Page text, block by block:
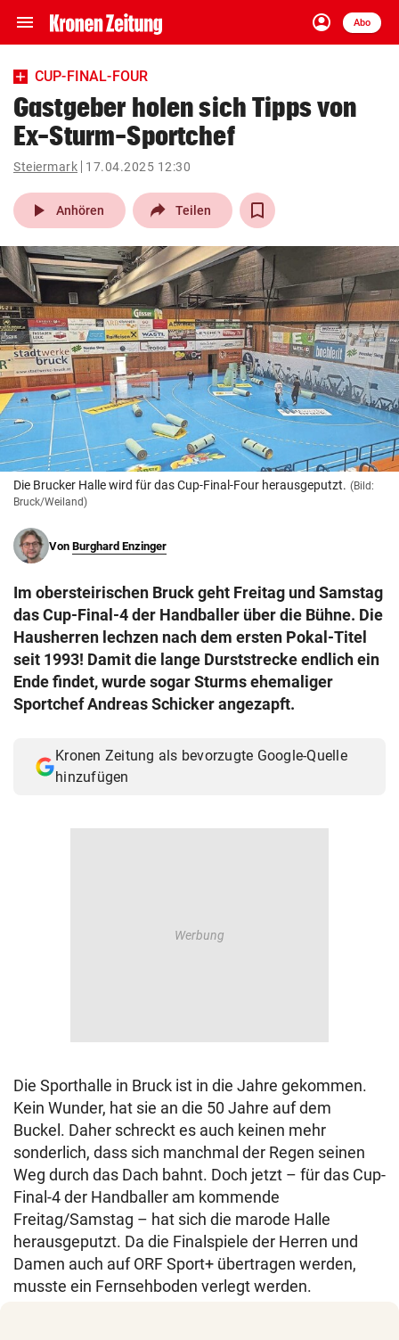
menu Navigation
ein-/ausklappen
account_circle
Anmelden
Abo
close Schließen
account_circle Anmelden
pin_drop
Wien arrow_right
bookmark
search
Suchbegriff
eingeben
© Krone Multimedia GmbH & Co KG 2026
Muthgasse 2, 1190 Wien
CUP-FINAL-FOUR
Gastgeber holen sich Tipps von
Ex-Sturm-Sportchef
Steiermark 17.04.2025 12:30
play_arrow Anhören Teilen
Die Brucker Halle wird für das Cup-Final-Four herausgeputzt. (Bild:
Bruck/Weiland)
Von Burghard Enzinger
Im obersteirischen Bruck geht Freitag und Samstag
das Cup-Final-4 der Handballer über die Bühne. Die
Hausherren lechzen nach dem ersten Pokal-Titel
seit 1993! Damit die lange Durststrecke endlich ein
Ende findet, wurde sogar Sturms ehemaliger
Sportchef Andreas Schicker angezapft.
Kronen Zeitung als bevorzugte Google-Quelle
hinzufügen
Die Sporthalle in Bruck ist in die Jahre gekommen.
Kein Wunder, hat sie an die 50 Jahre auf dem
Buckel. Daher schreckt es auch keinen mehr
sonderlich, dass sich manchmal der Regen seinen
Weg durch das Dach bahnt. Doch jetzt – für das Cup-
Final-4 der Handballer am kommende
Freitag/Samstag – hat sich die marode Halle
herausgeputzt. Da die Finalspiele der Herren und
Damen auch auf ORF Sport+ übertragen werden,
musste ein Fernsehboden verlegt werden.